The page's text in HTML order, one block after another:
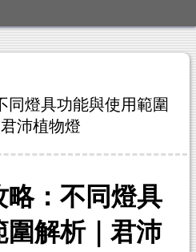
同燈具功能與使用範圍
沛植物燈
略：不同燈具
解析｜君沛